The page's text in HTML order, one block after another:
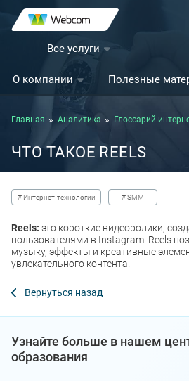
Все услуги
О компании Полезные
Главная Аналитика Глоссарий
ЧТО ТАКОЕ REELS
# Интернет-технологии # SMM
Reels: это короткие видеоролики,
пользователями в Instagram. Reels
музыку, эффекты и креативные
увлекательного контента.
Вернуться назад
Узнайте больше в нашем
образования